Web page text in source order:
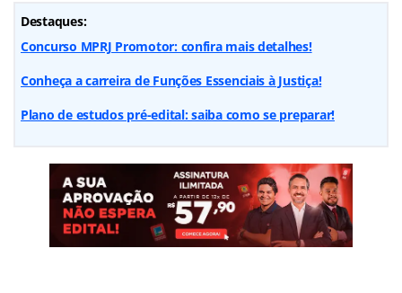
Destaques:
Concurso MPRJ Promotor: confira mais detalhes!
Conheça a carreira de Funções Essenciais à Justiça!
Plano de estudos pré-edital: saiba como se preparar!